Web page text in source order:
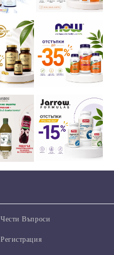
Чести Въпроси
Регистрация